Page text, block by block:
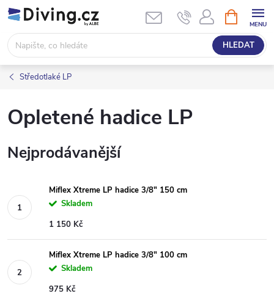
Přejít
na
obsah
HLEDAT
NÁKUPNÍ
KOŠÍK
Středotlaké LP
Opletené hadice LP
Nejprodávanější
Miflex Xtreme LP hadice 3/8" 150 cm
Skladem
1 150 Kč
Miflex Xtreme LP hadice 3/8" 100 cm
Skladem
975 Kč